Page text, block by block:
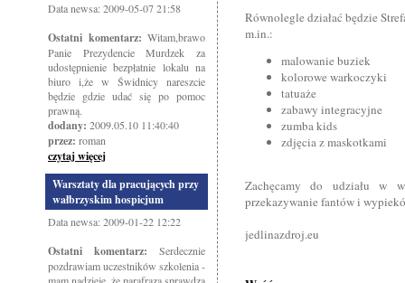
Data newsa: 2009-05-07 21:58
Ostatni komentarz: Witam,brawo
Panie Prezydencie Murdzek za
udostępnienie bezpłatnie lokalu na
biuro i,że w Świdnicy nareszcie
będzie gdzie udać się po pomoc
prawną.
dodany: 2009.05.10 11:40:40
przez: roman
czytaj więcej
Warsztaty dla pracujących przy
wałbrzyskim hospicjum
Data newsa: 2009-01-22 12:22
Ostatni komentarz: Serdecznie
pozdrawiam uczestników szkolenia -
Równolegle działać będzie
m.in.:
malowanie buziek
kolorowe warkoczyki
tatuaże
zabawy integracyjne
zumba kids
zdjęcia z maskotkami
Zachęcamy do udziału w
przekazywanie fantów i
jedlinazdroj.eu